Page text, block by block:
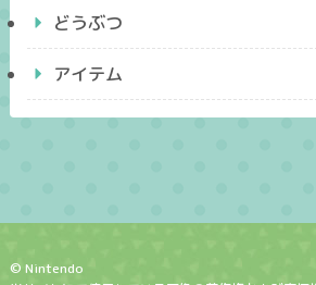
どうぶつ
アイテム
© Nintendo